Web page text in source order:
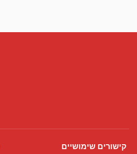
קישורים שימושיים